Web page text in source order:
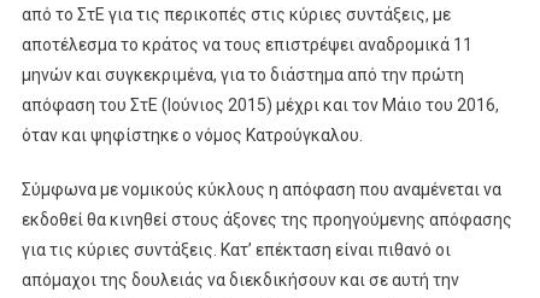
από το ΣτΕ για τις περικοπές στις κύριες συντάξεις, με
αποτέλεσμα το κράτος να τους επιστρέψει αναδρομικά 11
μηνών και συγκεκριμένα, για το διάστημα από την πρώτη
απόφαση του ΣτΕ (Ιούνιος 2015) μέχρι και τον Μάιο του 2016,
όταν και ψηφίστηκε ο νόμος Κατρούγκαλου.
Σύμφωνα με νομικούς κύκλους η απόφαση που αναμένεται να
εκδοθεί θα κινηθεί στους άξονες της προηγούμενης απόφασης
για τις κύριες συντάξεις. Κατ’ επέκταση είναι πιθανό οι
απόμαχοι της δουλειάς να διεκδικήσουν και σε αυτή την